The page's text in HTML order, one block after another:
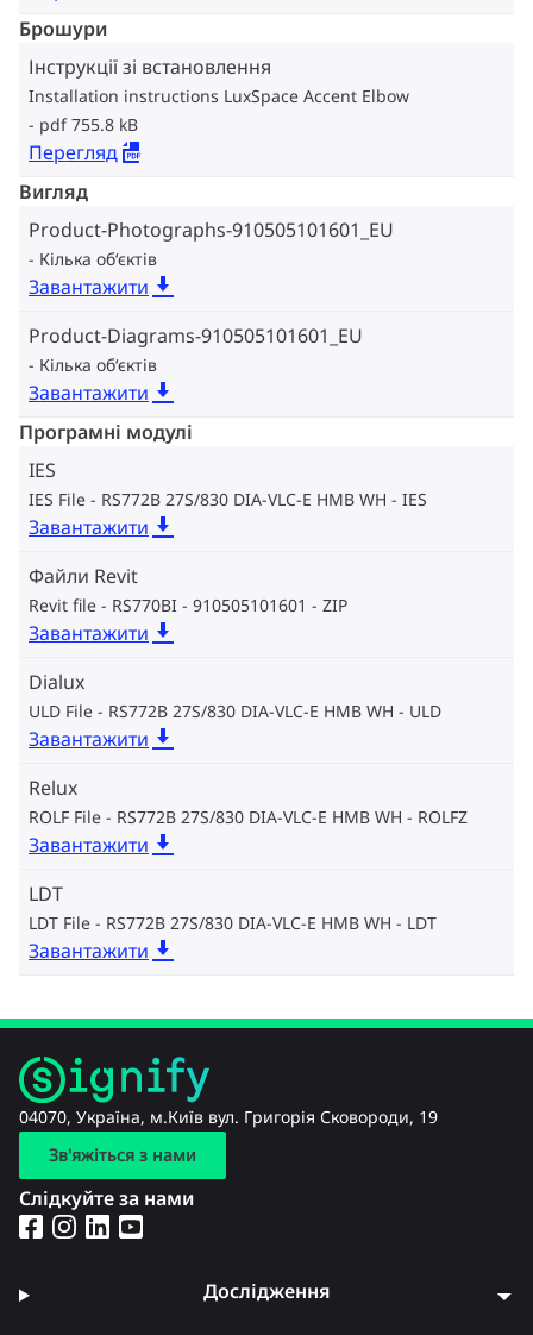
Брошури
Інструкції зі встановлення
Installation instructions LuxSpace Accent Elbow
pdf 755.8 kB
Перегляд
Вигляд
Product-Photographs-910505101601_EU
Кілька об‘єктів
Завантажити
Product-Diagrams-910505101601_EU
Кілька об‘єктів
Завантажити
Програмні модулі
IES
IES File - RS772B 27S/830 DIA-VLC-E HMB WH IES
Завантажити
Файли Revit
Revit file - RS770BI - 910505101601 ZIP
Завантажити
Dialux
ULD File - RS772B 27S/830 DIA-VLC-E HMB WH ULD
Завантажити
Relux
ROLF File - RS772B 27S/830 DIA-VLC-E HMB WH ROLFZ
Завантажити
LDT
LDT File - RS772B 27S/830 DIA-VLC-E HMB WH LDT
Завантажити
04070, Україна, м.Київ вул. Григорія Сковороди, 19
Зв'яжіться з нами
Слідкуйте за нами
Дослідження